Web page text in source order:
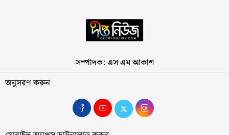
সম্পাদক: এস এম আকাশ
অনুসরণ করুন